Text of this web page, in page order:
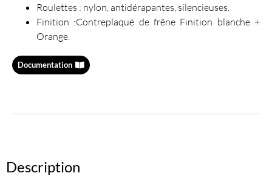
Roulettes : nylon, antidérapantes, silencieuses.
Finition :Contreplaqué de frêne Finition blanche +
Orange.
Documentation
Description